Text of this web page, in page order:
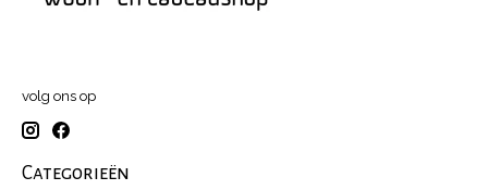
volg ons op
Categorieën